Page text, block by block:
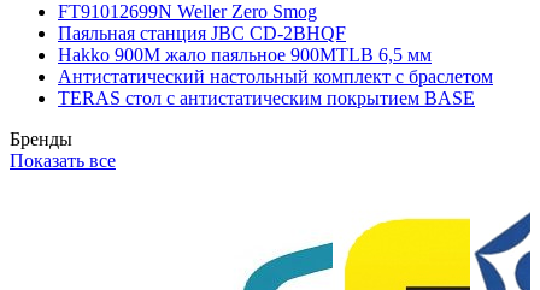
FT91012699N Weller Zero Smog
Паяльная станция JBC CD-2BHQF
Hakko 900M жало паяльное 900MTLB 6,5 мм
Антистатический настольный комплект с браслетом
TERAS стол с антистатическим покрытием BASE
Бренды
Показать все